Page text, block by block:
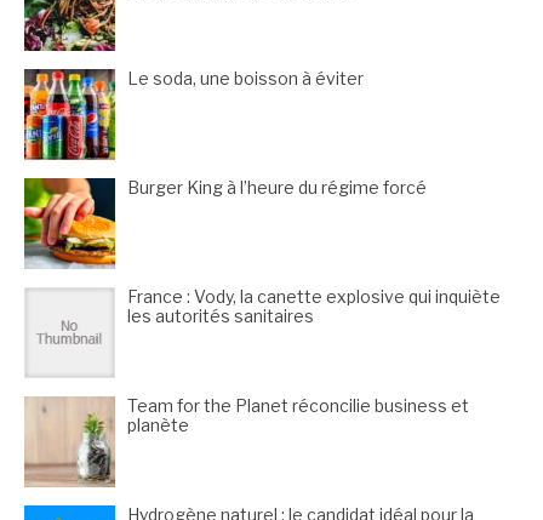
Le soda, une boisson à éviter
Burger King à l’heure du régime forcé
France : Vody, la canette explosive qui inquiète
les autorités sanitaires
Team for the Planet réconcilie business et
planète
Hydrogène naturel : le candidat idéal pour la